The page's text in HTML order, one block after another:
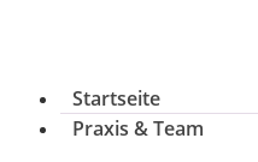
Startseite
Praxis & Team